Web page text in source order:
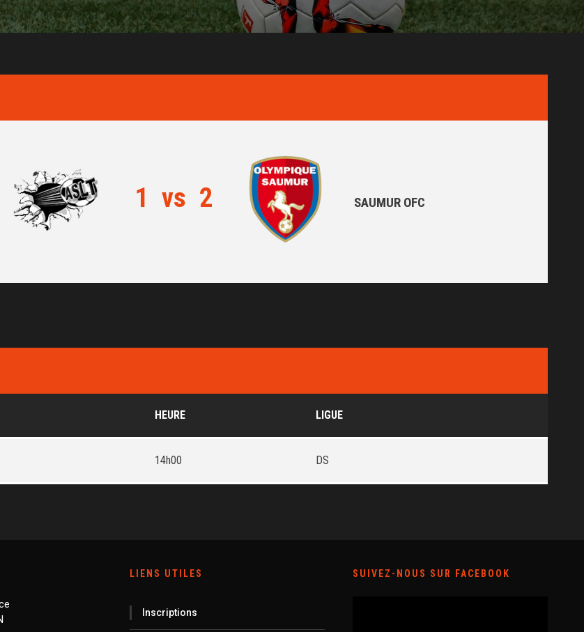
1 vs 2 SAUMUR OFC
HEURE LIGUE
14h00 DS
LIENS UTILES
Inscriptions
SUIVEZ-NOUS SUR FACEBOOK